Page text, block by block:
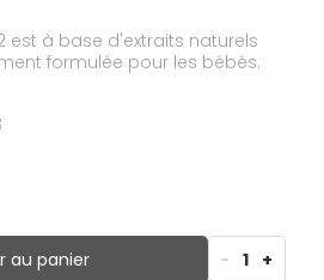
est à base d'extraits naturels
formulée pour les bébés.
au panier - 1 +